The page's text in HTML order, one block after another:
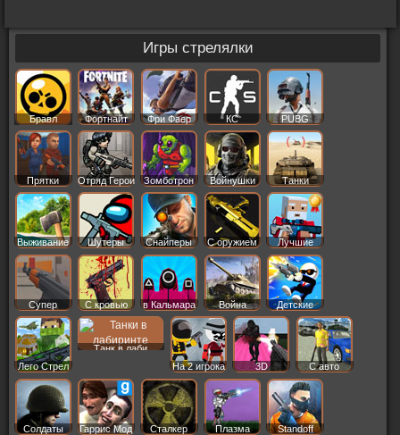
Игры стрелялки
Бравл
Старс
Фортнайт Фри Фаер КС PUBG
Прятки Отряд Герои Зомботрон Войнушки Танки
Выживание Шутеры Снайперы С оружием Лучшие
Супер С кровью в Кальмара Война Детские
Лего Стрел
Танк в лаби
На 2 игрока
3D С авто
Солдаты Гаррис Мод Сталкер Плазма Standoff